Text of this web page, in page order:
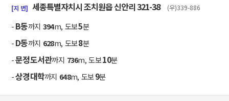
[지 번] 세종특별자치시 조치원읍 신안리 321-38 (우)339-886
-B동까지 394m, 도보5분
-D동까지 628m, 도보8분
-문정도서관까지 736m, 도보10분
-상경대학까지 648m, 도보9분